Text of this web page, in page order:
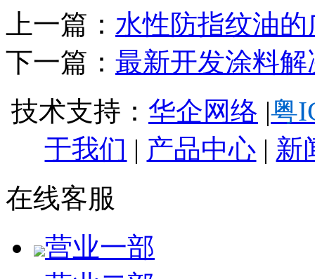
上一篇： 水性防指纹油
下一篇： 最新开发涂料解
技术支持： 华企网络 |粤
于我们 | 产品中心 | 新
在线客服
营业一部